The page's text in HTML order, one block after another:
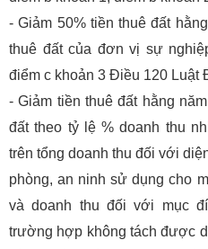
- Giảm 50% tiền thuê đất
thuê đất của đơn vị sự
điểm c khoản 3 Điều 120 Luật
- Giảm tiền thuê đất hằng
đất theo tỷ lệ % doanh thu
trên tổng doanh thu đối với
phòng, an ninh sử dụng cho
và doanh thu đối với mục
trường hợp không tách được